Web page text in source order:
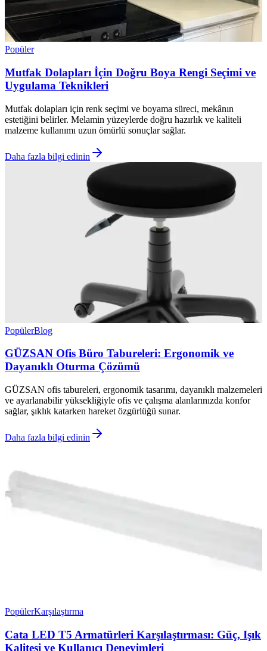
Popüler
Mutfak Dolapları İçin Doğru Boya Rengi Seçimi ve
Uygulama Teknikleri
Mutfak dolapları için renk seçimi ve boyama süreci, mekânın
estetiğini belirler. Melamin yüzeylerde doğru hazırlık ve kaliteli
malzeme kullanımı uzun ömürlü sonuçlar sağlar.
Daha fazla bilgi edinin
PopülerBlog
GÜZSAN Ofis Büro Tabureleri: Ergonomik ve
Dayanıklı Oturma Çözümü
GÜZSAN ofis tabureleri, ergonomik tasarımı, dayanıklı malzemeleri
ve ayarlanabilir yüksekliğiyle ofis ve çalışma alanlarınızda konfor
sağlar, şıklık katarken hareket özgürlüğü sunar.
Daha fazla bilgi edinin
PopülerKarşılaştırma
Cata LED T5 Armatürleri Karşılaştırması: Güç, Işık
Kalitesi ve Kullanıcı Deneyimleri